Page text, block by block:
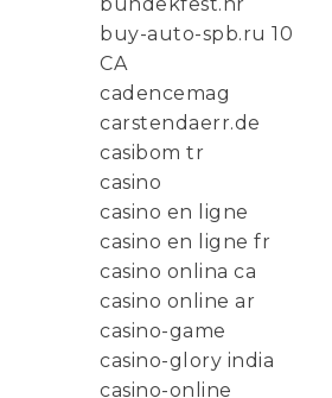
bundekfest.hr
buy-auto-spb.ru 10
CA
cadencemag
carstendaerr.de
casibom tr
casino
casino en ligne
casino en ligne fr
casino onlina ca
casino online ar
casino-game
casino-glory india
casino-online